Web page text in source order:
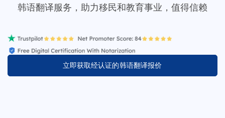
韩语翻译服务，助力移民和教育事业，值得信赖
立即获取经认证的韩语翻译报价